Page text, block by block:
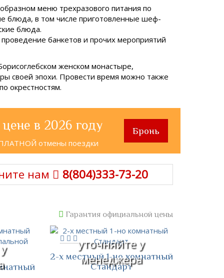
меню трехразового питания по
блюда, в том числе приготовленные шеф-
блюда.
банкетов и прочих мероприятий
женском монастыре,
своей эпохи. Провести время можно также
окрестностям.
в 2026 году
отмены поездки
Бронь
нам 8(804)333-73-20
Гарантия официальной цены
уточняйте у
менеджера
2-х местный 1-но комнатный
Стандарт